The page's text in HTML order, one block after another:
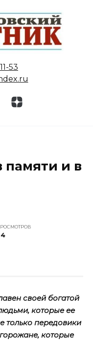
53
памяти и в
своей богатой
которые ее
только передовики
которые